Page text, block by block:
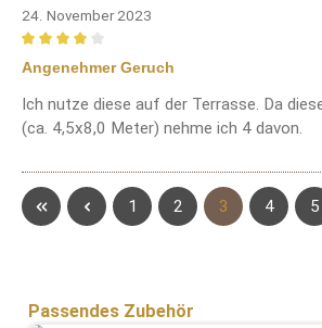
24. November 2023
Bewertung mit 4 von 5 Sternen
Angenehmer Geruch
Ich nutze diese auf der Terrasse. Da
(ca. 4,5x8,0 Meter) nehme ich 4 davon.
Seite
1 Seite
2 Seite
3 Seite
4 5
Produktgalerie überspringen
Passendes Zubehör